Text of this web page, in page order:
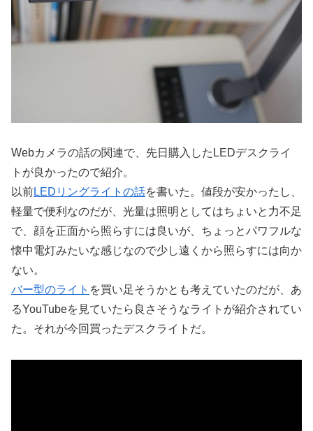
Webカメラの話の関連で、先日購入したLEDデスクライ
トが良かったので紹介。
以前LEDリングライトの話を書いた。値段が安かったし、
軽量で便利なのだが、光量は照明としてはちょいと力不足
で、顔を正面から照らすには良いが、ちょっとパワフルな
懐中電灯みたいな感じなので少し遠くから照らすには向か
ない。
バー型のライト を買い足そうかとも考えていたのだが、あ
るYouTubeを見ていたら良さそうなライトが紹介されてい
た。それが今回買ったデスクライトだ。